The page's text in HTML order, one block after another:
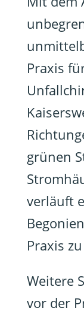
Praxis
grünen
verläuft
Praxis
Weitere
vor der